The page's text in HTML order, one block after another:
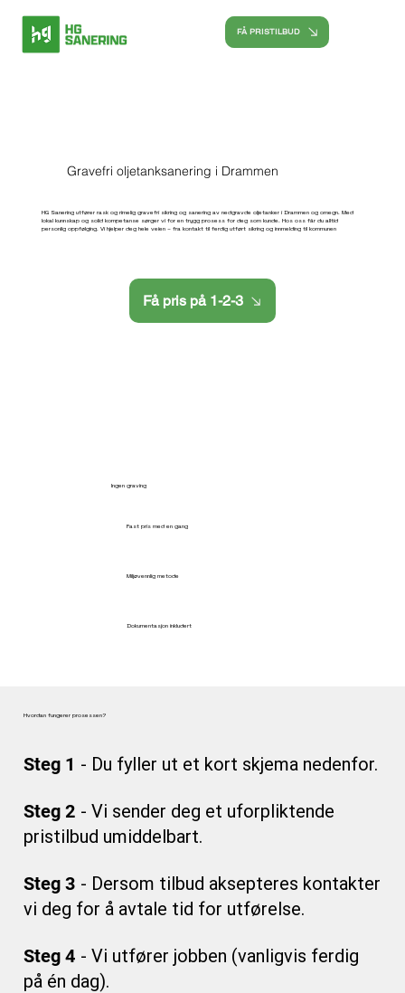
FÅ PRISTILBUD
Gravefri oljetanksanering i Drammen
HG Sanering utfører rask og rimelig gravefri sikring og sanering av nedgravde oljetanker i Drammen og omegn. Med
lokal kunnskap og solid kompetanse sørger vi for en trygg prosess for deg som kunde. Hos oss får du alltid
personlig oppfølging. Vi hjelper deg hele veien – fra kontakt til ferdig utført sikring og innmelding til kommunen
Få pris på 1-2-3
Ingen graving
Fast pris med en gang
Miljøvennlig metode
Dokumentasjon inkludert
Hvordan fungerer prosessen?
Steg 1 - Du fyller ut et kort skjema nedenfor.
Steg 2 - Vi sender deg et uforpliktende
pristilbud umiddelbart.
Steg 3 - Dersom tilbud aksepteres kontakter
vi deg for å avtale tid for utførelse.
Steg 4 - Vi utfører jobben (vanligvis ferdig
på én dag).